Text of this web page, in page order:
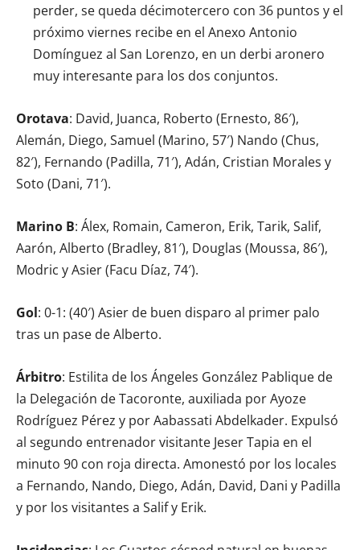
perder, se queda décimotercero con 36 puntos y el
próximo viernes recibe en el Anexo Antonio
Domínguez al San Lorenzo, en un derbi aronero
muy interesante para los dos conjuntos.
Orotava: David, Juanca, Roberto (Ernesto, 86′),
Alemán, Diego, Samuel (Marino, 57′) Nando (Chus,
82′), Fernando (Padilla, 71′), Adán, Cristian Morales y
Soto (Dani, 71′).
Marino B: Álex, Romain, Cameron, Erik, Tarik, Salif,
Aarón, Alberto (Bradley, 81′), Douglas (Moussa, 86′),
Modric y Asier (Facu Díaz, 74′).
Gol: 0-1: (40′) Asier de buen disparo al primer palo
tras un pase de Alberto.
Árbitro: Estilita de los Ángeles González Pablique de
la Delegación de Tacoronte, auxiliada por Ayoze
Rodríguez Pérez y por Aabassati Abdelkader. Expulsó
al segundo entrenador visitante Jeser Tapia en el
minuto 90 con roja directa. Amonestó por los locales
a Fernando, Nando, Diego, Adán, David, Dani y Padilla
y por los visitantes a Salif y Erik.